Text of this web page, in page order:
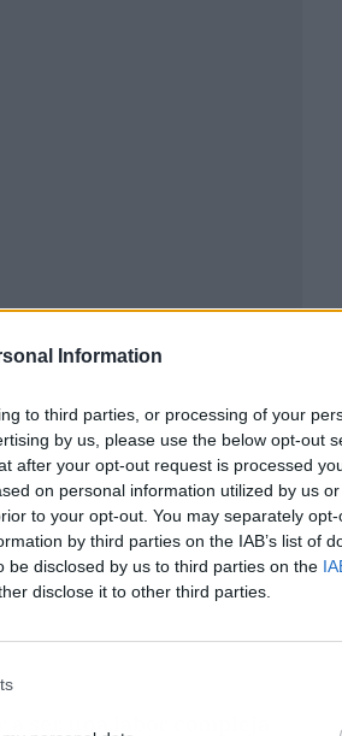
Information
to third parties, or processing of your
by us, please use the below opt-out
after your opt-out request is processed
on personal information utilized by us
to your opt-out. You may separately
by third parties on the IAB’s list of
be disclosed by us to third parties on the
disclose it to other third parties.
ser una labor compleja